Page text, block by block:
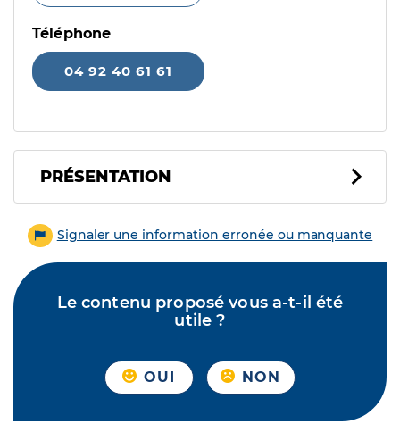
Téléphone
04 92 40 61 61
PRÉSENTATION
Signaler une information erronée ou manquante
Le contenu proposé vous a-t-il été
utile ?
OUI NON